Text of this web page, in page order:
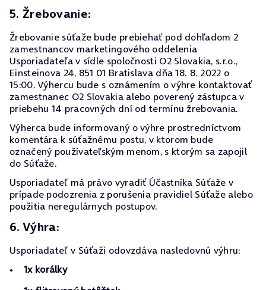
5. Žrebovanie:
Žrebovanie súťaže bude prebiehať pod dohľadom 2
zamestnancov marketingového oddelenia
Usporiadateľa v sídle spoločnosti O2 Slovakia, s.r.o.,
Einsteinova 24, 851 01 Bratislava dňa 18. 8. 2022 o
15:00. Výhercu bude s oznámením o výhre kontaktovať
zamestnanec O2 Slovakia alebo poverený zástupca v
priebehu 14 pracovných dní od termínu žrebovania.
Výherca bude informovaný o výhre prostredníctvom
komentára k súťažnému postu, v ktorom bude
označený používateľským menom, s ktorým sa zapojil
do Súťaže.
Usporiadateľ má právo vyradiť Účastníka Súťaže v
prípade podozrenia z porušenia pravidiel Súťaže alebo
použitia neregulárnych postupov.
6. Výhra:
Usporiadateľ v Súťaži odovzdáva nasledovnú výhru:
1x korálky